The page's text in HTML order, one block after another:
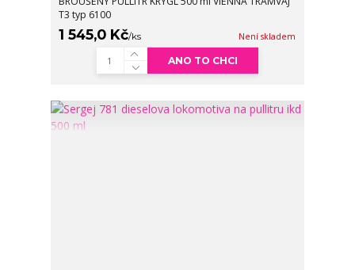
T3 typ 6100
1 545,0 Kč/ks Není skladem
ANO TO CHCI